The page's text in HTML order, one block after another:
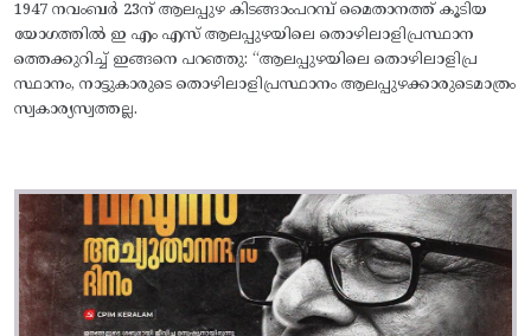
1947 നവംബർ 23ന് ആലപ്പുഴ കിടങ്ങാംപറമ്പ്‌ മൈതാനത്ത്‌ കൂടിയ
യോഗത്തിൽ ഇ എം എസ് ആലപ്പുഴയിലെ തൊഴിലാളിപ്രസ്ഥാന
ത്തെക്കുറിച്ച് ഇങ്ങനെ പറഞ്ഞു: “ആലപ്പുഴയിലെ തൊഴിലാളിപ്ര
സ്ഥാനം, നാട്ടുകാരുടെ തൊഴിലാളിപ്രസ്ഥാനം ആലപ്പുഴക്കാരുടെമാത്രം
സ്വകാര്യസ്വത്തല്ല.